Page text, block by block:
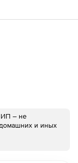
ИП – не
и иных